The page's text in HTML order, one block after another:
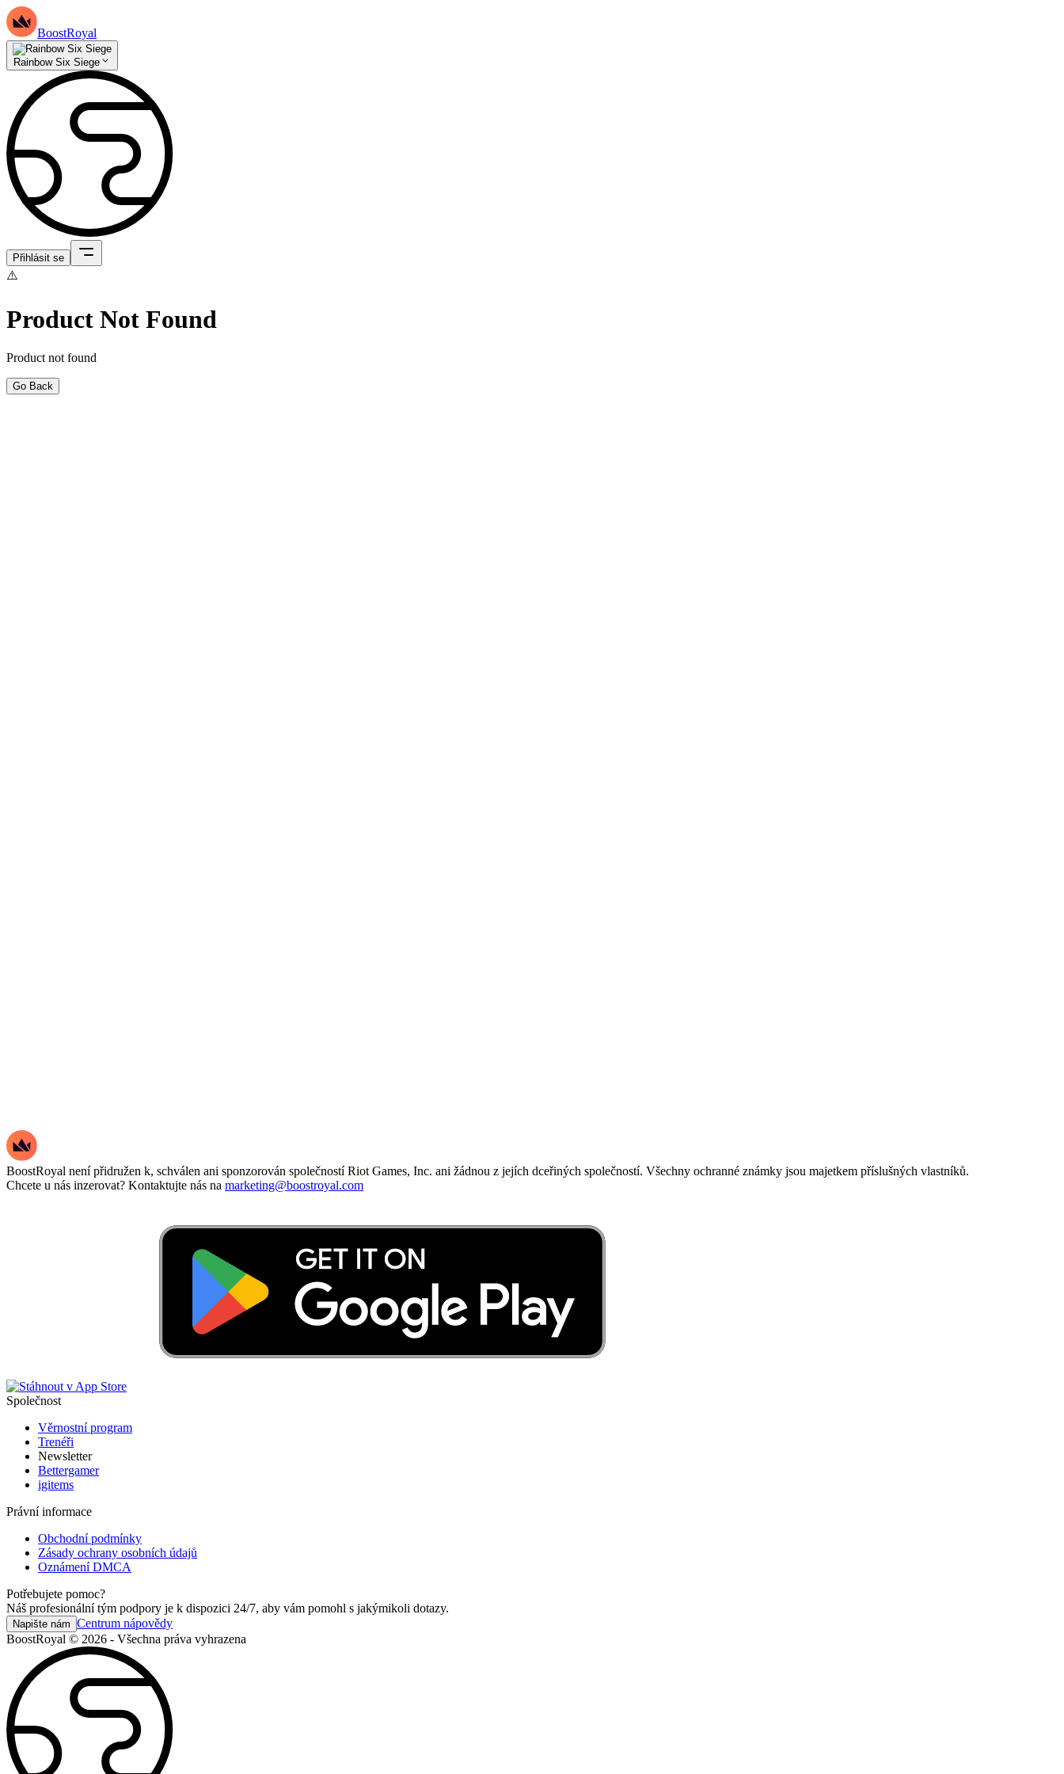
BoostRoyal
Rainbow Six Siege
Přihlásit se
⚠️
Product Not Found
Product not found
Go Back
BoostRoyal není přidružen k, schválen ani sponzorován společností Riot Games, Inc. ani žádnou z jejích dceřiných společností. Všechny ochranné známky jsou majetkem příslušných vlastníků.
Chcete u nás inzerovat? Kontaktujte nás na marketing@boostroyal.com
Společnost
Věrnostní program
Trenéři
Newsletter
Bettergamer
igitems
Právní informace
Obchodní podmínky
Zásady ochrany osobních údajů
Oznámení DMCA
Potřebujete pomoc?
Náš profesionální tým podpory je k dispozici 24/7, aby vám pomohl s jakýmikoli dotazy.
Napište nám Centrum nápovědy
BoostRoyal © 2026 - Všechna práva vyhrazena